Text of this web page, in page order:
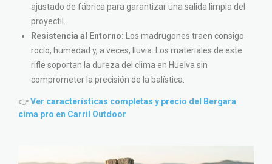
ajustado de fábrica para garantizar una salida limpia del
proyectil.
Resistencia al Entorno: Los madrugones traen consigo
rocío, humedad y, a veces, lluvia. Los materiales de este
rifle soportan la dureza del clima en Huelva sin
comprometer la precisión de la balística.
👉Ver características completas y precio del Bergara
cima pro en Carril Outdoor